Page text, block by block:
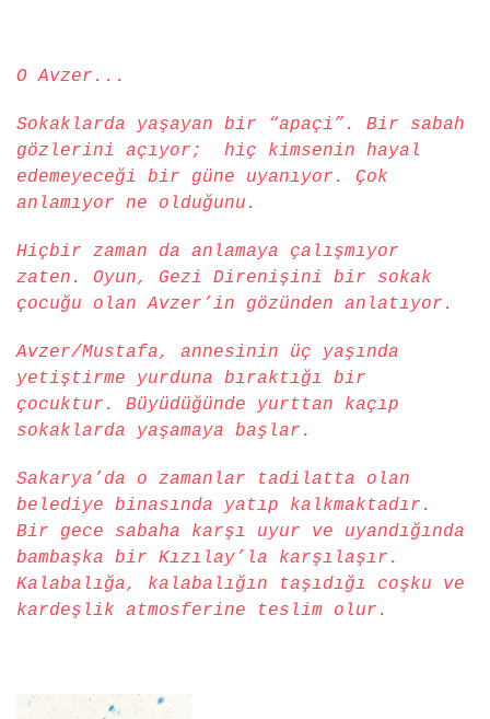
O Avzer...
Sokaklarda yaşayan bir “apaçi”. Bir sabah
gözlerini açıyor; hiç kimsenin hayal
edemeyeceği bir güne uyanıyor. Çok
anlamıyor ne olduğunu.
Hiçbir zaman da anlamaya çalışmıyor
zaten. Oyun, Gezi Direnişini bir sokak
çocuğu olan Avzer’in gözünden anlatıyor.
Avzer/Mustafa, annesinin üç yaşında
yetiştirme yurduna bıraktığı bir
çocuktur. Büyüdüğünde yurttan kaçıp
sokaklarda yaşamaya başlar.
Sakarya’da o zamanlar tadilatta olan
belediye binasında yatıp kalkmaktadır.
Bir gece sabaha karşı uyur ve uyandığında
bambaşka bir Kızılay’la karşılaşır.
Kalabalığa, kalabalığın taşıdığı coşku ve
kardeşlik atmosferine teslim olur.